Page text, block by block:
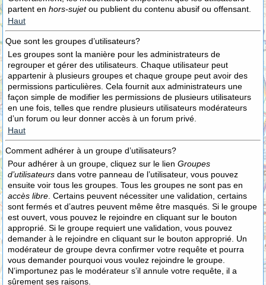
partent en hors-sujetou publient du contenu abusif ou offensant.
Haut
Que sont les groupes d’utilisateurs?
Les groupes sont la manière pour les administrateurs de
regrouper et gérer des utilisateurs. Chaque utilisateur peut
appartenir à plusieurs groupes et chaque groupe peut avoir des
permissions particulières. Cela fournit aux administrateurs une
façon simple de modifier les permissions de plusieurs utilisateurs
en une fois, telles que rendre plusieurs utilisateurs modérateurs
d’un forum ou leur donner accès à un forum privé.
Haut
Comment adhérer à un groupe d’utilisateurs?
Pour adhérer à un groupe, cliquez sur le lien Groupes
d’utilisateurs dans votre panneau de l’utilisateur, vous pouvez
ensuite voir tous les groupes. Tous les groupes ne sont pas en
accès libre . Certains peuvent nécessiter une validation, certains
sont fermés et d’autres peuvent même être masqués. Si le groupe
est ouvert, vous pouvez le rejoindre en cliquant sur le bouton
approprié. Si le groupe requiert une validation, vous pouvez
demander à le rejoindre en cliquant sur le bouton approprié. Un
modérateur de groupe devra confirmer votre requête et pourra
vous demander pourquoi vous voulez rejoindre le groupe.
N’importunez pas le modérateur s’il annule votre requête, il a
sûrement ses raisons.